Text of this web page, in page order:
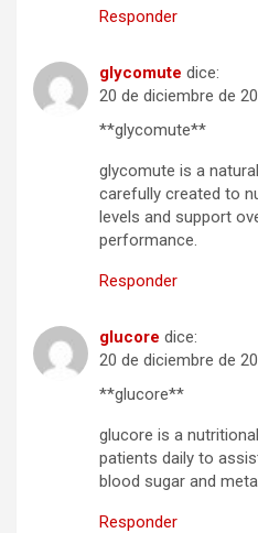
Responder
glycomute dice:
20 de diciembre de
**glycomute**
glycomute is a
carefully created to
levels and support
performance.
Responder
glucore dice:
20 de diciembre de
**glucore**
glucore is a
patients daily to
blood sugar and
Responder